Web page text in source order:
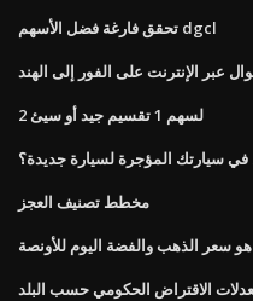
تحقق فارغة فضل الأسهم dgcl
عبر الإنترنت على الفور إلى الهند
2 لسهم 1 تقسيم جيد أو سيئ
في سيارتك المؤجرة لسيارة جديدة؟
مخطط تصنيف العجز
سعر الذهب والفضة اليوم للأونصة
الاقتراض الحكومي حسب البلد